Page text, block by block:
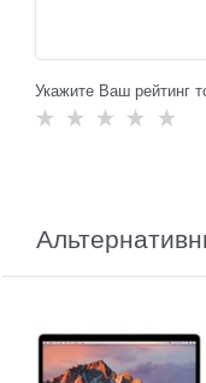
Укажите Ваш рейтинг